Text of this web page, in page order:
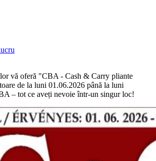
vă oferă "CBA - Cash & Carry pliante
de la luni 01.06.2026 până la luni
– tot ce aveți nevoie într-un singur loc!